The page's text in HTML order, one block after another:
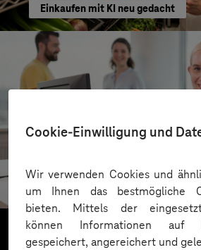
Cookie-Einwilligung und
Wir verwenden Cookies und
um Ihnen das bestmögliche
bieten. Mittels der
können Informationen auf
gespeichert, angereichert und
Einkaufen mit KI neu gedacht
KI für moderne Verwaltung